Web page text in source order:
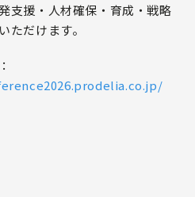
支援・人材確保・育成・戦略
ただけます。